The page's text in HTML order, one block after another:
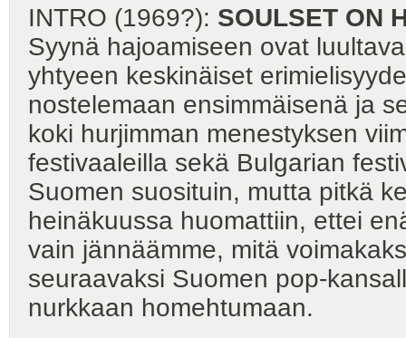
INTRO (1969?): SOULSET ON
Syynä hajoamiseen ovat
yhtyeen keskinäiset
nostelemaan ensimmäisenä ja
koki hurjimman menestyksen
festivaaleilla sekä Bulgarian
Suomen suosituin, mutta pitkä
heinäkuussa huomattiin, ettei
vain jännäämme, mitä
seuraavaksi Suomen pop-
nurkkaan homehtumaan.